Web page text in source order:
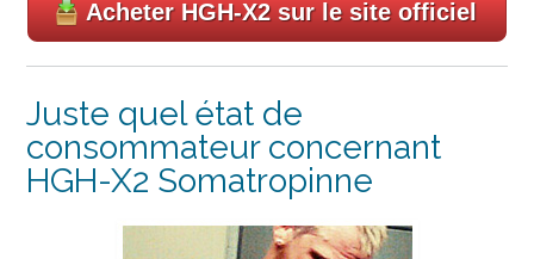
Acheter HGH-X2 sur le site officiel
Juste quel état de
consommateur concernant
HGH-X2 Somatropinne